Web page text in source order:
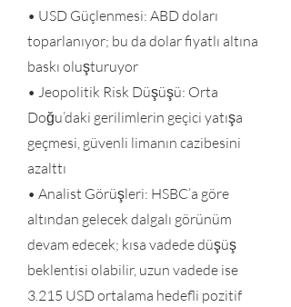
• USD Güçlenmesi: ABD doları
toparlanıyor; bu da dolar fiyatlı altına
baskı oluşturuyor
• Jeopolitik Risk Düşüşü: Orta
Doğu’daki gerilimlerin geçici yatışa
geçmesi, güvenli limanın cazibesini
azalttı
• Analist Görüşleri: HSBC’a göre
altından gelecek dalgalı görünüm
devam edecek; kısa vadede düşüş
beklentisi olabilir, uzun vadede ise
3.215 USD ortalama hedefli pozitif